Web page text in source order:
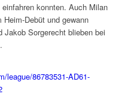
konnten. Auch Milan
Debüt und gewann
Sorgerecht blieben bei
league/86783531-AD61-